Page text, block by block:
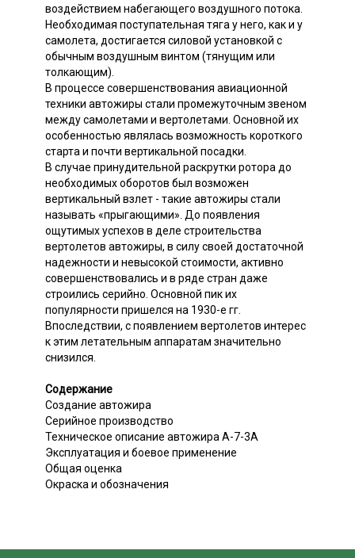
воздействием набегающего воздушного потока.
Необходимая поступательная тяга у него, как и у
самолета, достигается силовой установкой с
обычным воздушным винтом (тянущим или
толкающим).
В процессе совершенствования авиационной
техники автожиры стали промежуточным звеном
между самолетами и вертолетами. Основной их
особенностью являлась возможность короткого
старта и почти вертикальной посадки.
В случае принудительной раскрутки ротора до
необходимых оборотов был возможен
вертикальный взлет - такие автожиры стали
называть «прыгающими». До появления
ощутимых успехов в деле строительства
вертолетов автожиры, в силу своей достаточной
надежности и невысокой стоимости, активно
совершенствовались и в ряде стран даже
строились серийно. Основной пик их
популярности пришелся на 1930-е гг.
Впоследствии, с появлением вертолетов интерес
к этим летательным аппаратам значительно
снизился.
Содержание
Создание автожира
Серийное производство
Техническое описание автожира А-7-3А
Эксплуатация и боевое применение
Общая оценка
Окраска и обозначения